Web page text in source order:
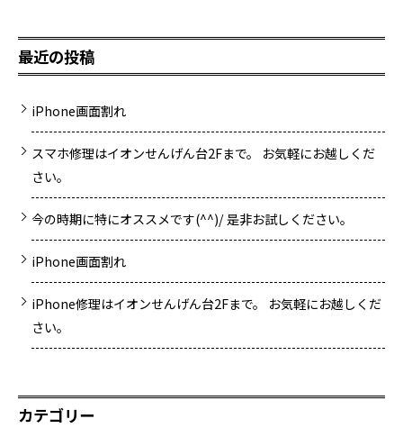
最近の投稿
iPhone画面割れ
スマホ修理はイオンせんげん台2Fまで。 お気軽にお越しくだ
さい。
今の時期に特にオススメです(^^)/ 是非お試しください。
iPhone画面割れ
iPhone修理はイオンせんげん台2Fまで。 お気軽にお越しくだ
さい。
カテゴリー